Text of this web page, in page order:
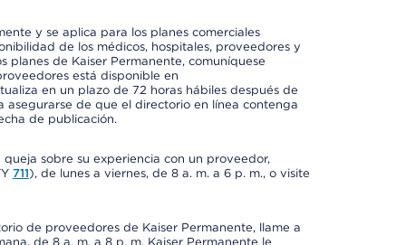
y se aplica para los planes comerciales
de los médicos, hospitales, proveedores y
planes de Kaiser Permanente, comuníquese
está disponible en
en un plazo de 72 horas hábiles después de
de que el directorio en línea contenga
de publicación.
sobre su experiencia con un proveedor,
711), de lunes a viernes, de 8 a. m. a 6 p. m., o visite
de proveedores de Kaiser Permanente, llame a
de 8 a. m. a 8 p. m. Kaiser Permanente le